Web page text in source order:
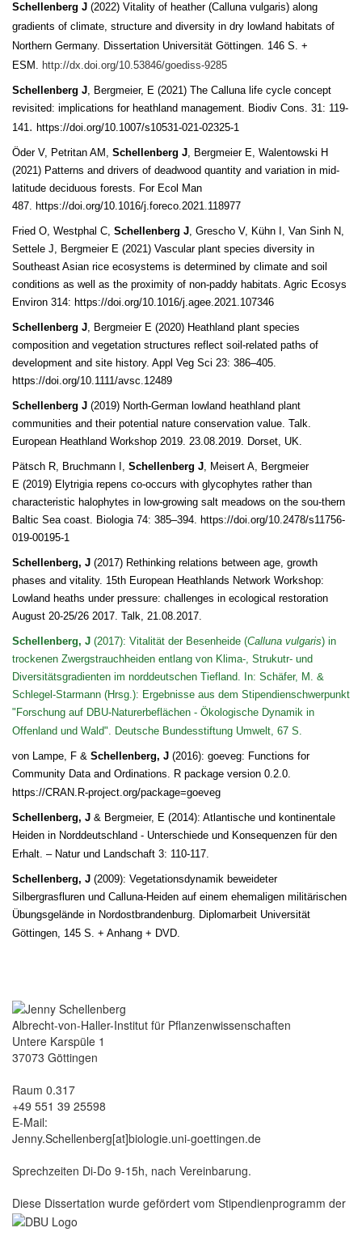
Schellenberg J (2022) Vitality of heather (Calluna vulgaris) along
gradients of climate, structure and diversity in dry lowland habitats of
Northern Germany. Dissertation Universität Göttingen. 146 S. +
ESM. http://dx.doi.org/10.53846/goediss-9285
Schellenberg J, Bergmeier, E (2021) The Calluna life cycle concept
revisited: implications for heathland management. Biodiv Cons. 31: 119-
141. https://doi.org/10.1007/s10531-021-02325-1
Öder V, Petritan AM, Schellenberg J, Bergmeier E, Walentowski H
(2021) Patterns and drivers of deadwood quantity and variation in mid-
latitude deciduous forests. For Ecol Man
487. https://doi.org/10.1016/j.foreco.2021.118977
Fried O, Westphal C, Schellenberg J, Grescho V, Kühn I, Van Sinh N,
Settele J, Bergmeier E (2021) Vascular plant species diversity in
Southeast Asian rice ecosystems is determined by climate and soil
conditions as well as the proximity of non-paddy habitats. Agric Ecosys
Environ 314: https://doi.org/10.1016/j.agee.2021.107346
Schellenberg J, Bergmeier E (2020) Heathland plant species
composition and vegetation structures reflect soil-related paths of
development and site history. Appl Veg Sci 23: 386–405.
https://doi.org/10.1111/avsc.12489
Schellenberg J (2019) North-German lowland heathland plant
communities and their potential nature conservation value. Talk.
European Heathland Workshop 2019. 23.08.2019. Dorset, UK.
Pätsch R, Bruchmann I, Schellenberg J, Meisert A, Bergmeier
E (2019) Elytrigia repens co-occurs with glycophytes rather than
characteristic halophytes in low-growing salt meadows on the sou-thern
Baltic Sea coast. Biologia 74: 385–394. https://doi.org/10.2478/s11756-
019-00195-1
Schellenberg, J (2017) Rethinking relations between age, growth
phases and vitality. 15th European Heathlands Network Workshop:
Lowland heaths under pressure: challenges in ecological restoration
August 20-25/26 2017. Talk, 21.08.2017.
Schellenberg, J (2017): Vitalität der Besenheide (Calluna vulgaris) in
trockenen Zwergstrauchheiden entlang von Klima-, Strukutr- und
Diversitätsgradienten im norddeutschen Tiefland. In: Schäfer, M. &
Schlegel-Starmann (Hrsg.): Ergebnisse aus dem Stipendienschwerpunkt
"Forschung auf DBU-Naturerbeflächen - Ökologische Dynamik in
Offenland und Wald". Deutsche Bundesstiftung Umwelt, 67 S.
von Lampe, F & Schellenberg, J (2016): goeveg: Functions for
Community Data and Ordinations. R package version 0.2.0.
https://CRAN.R-project.org/package=goeveg
Schellenberg, J & Bergmeier, E (2014): Atlantische und kontinentale
Heiden in Norddeutschland - Unterschiede und Konsequenzen für den
Erhalt. – Natur und Landschaft 3: 110-117.
Schellenberg, J (2009): Vegetationsdynamik beweideter
Silbergrasfluren und Calluna-Heiden auf einem ehemaligen militärischen
Übungsgelände in Nordostbrandenburg. Diplomarbeit Universität
Göttingen, 145 S. + Anhang + DVD.
Albrecht-von-Haller-Institut für Pflanzenwissenschaften
Untere Karspüle 1
37073 Göttingen
Raum 0.317
+49 551 39 25598
E-Mail:
Jenny.Schellenberg[at]biologie.uni-goettingen.de
Sprechzeiten Di-Do 9-15h, nach Vereinbarung.
Diese Dissertation wurde gefördert vom Stipendienprogramm der